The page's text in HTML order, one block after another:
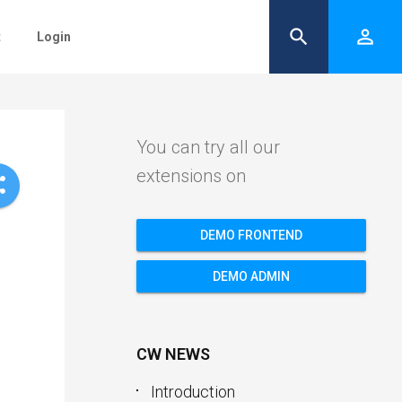
Login person_outline
search
You can try all our
extensions on
DEMO FRONTEND
DEMO ADMIN
CW NEWS
Introduction